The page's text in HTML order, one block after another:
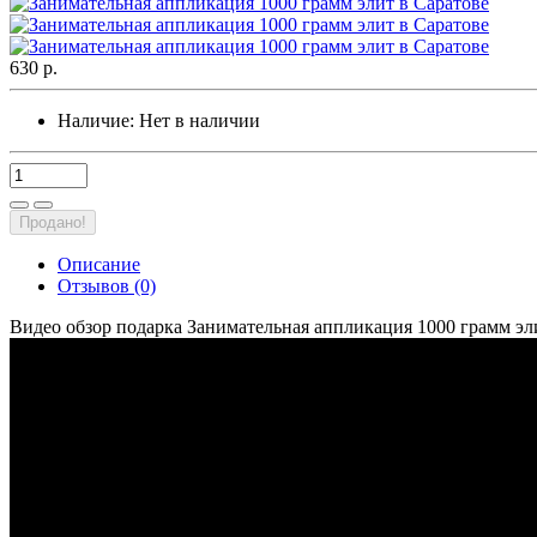
630 р.
Наличие: Нет в наличии
Продано!
Описание
Отзывов (0)
Видео обзор подарка Занимательная аппликация 1000 грамм